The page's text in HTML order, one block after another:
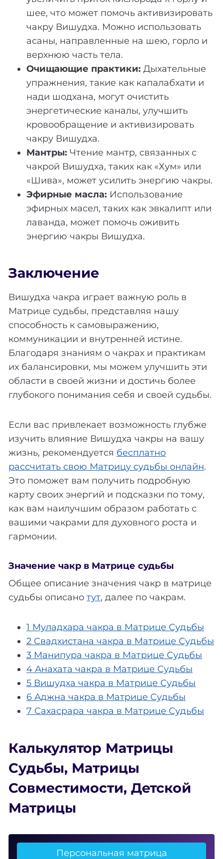
шее, что может помочь активизировать
чакру Вишудха. Можно использовать
асаны, направленные на шею, горло и
верхнюю часть тела.
Очищающие практики: Дыхательные
упражнения, такие как капалабхати и
нади шодхана, могут очистить
энергетические каналы, улучшить
кровообращение и активизировать
чакру Вишудха.
Мантры: Чтение мантр, связанных с
чакрой Вишудха, таких как «Хум» или
«Шива», может усилить энергию чакры.
Эфирные масла: Использование
эфирных масел, таких как эвкалипт или
лаванда, может помочь оживить
энергию чакры Вишудха.
Заключение
Вишудха чакра играет важную роль в
Матрице судьбы, представляя нашу
способность к самовыражению,
коммуникации и внутренней истине.
Благодаря знаниям о чакрах и практикам
их балансировки, мы можем улучшить эти
области в своей жизни и достичь более
глубокого понимания себя и своей судьбы.
Если вас привлекает возможность глубже
изучить влияние Вишудха чакры на вашу
жизнь, рекомендуется бесплатно
рассчитать свою Матрицу судьбы онлайн.
Это поможет вам получить подробную
карту своих энергий и подсказки по тому,
как вам наилучшим образом работать с
вашими чакрами для духовного роста и
гармонии.
Значение чакр в Матрице судьбы
Общее описание значения чакр в матрице
судьбы описано тут, далее по чакрам.
1 Муладхара чакра в Матрице Судьбы
2 Свадхистана чакра в Матрице Судьбы
3 Манипура чакра в Матрице Судьбы
4 Анахата чакра в Матрице Судьбы
5 Вишудха чакра в Матрице Судьбы
6 Аджна чакра в Матрице Судьбы
7 Сахасрара чакра в Матрице Судьбы
Калькулятор Матрицы
Судьбы, Матрицы
Совместимости, Детской
Матрицы
Персональная матрица